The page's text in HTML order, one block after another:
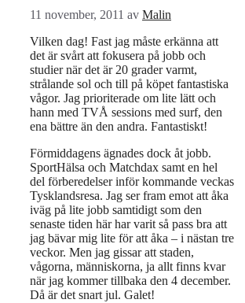
11 november, 2011 av Malin
Vilken dag! Fast jag måste erkänna att
det är svårt att fokusera på jobb och
studier när det är 20 grader varmt,
strålande sol och till på köpet fantastiska
vågor. Jag prioriterade om lite lätt och
hann med TVÅ sessions med surf, den
ena bättre än den andra. Fantastiskt!
Förmiddagens ägnades dock åt jobb.
SportHälsa och Matchdax samt en hel
del förberedelser inför kommande veckas
Tysklandsresa. Jag ser fram emot att åka
iväg på lite jobb samtidigt som den
senaste tiden här har varit så pass bra att
jag bävar mig lite för att åka – i nästan tre
veckor. Men jag gissar att staden,
vågorna, människorna, ja allt finns kvar
när jag kommer tillbaka den 4 december.
Då är det snart jul. Galet!